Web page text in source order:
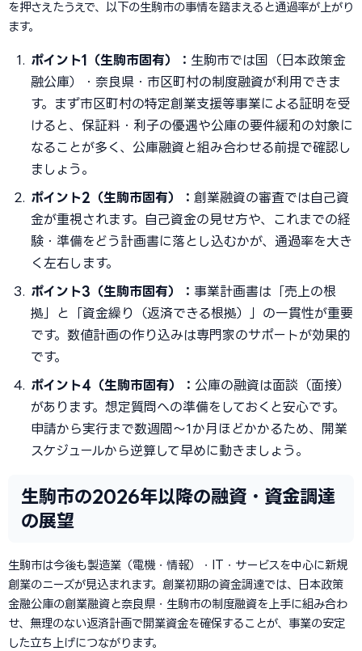
を押さえたうえで、以下の生駒市の事情を踏まえると通過率が上がり
ます。
ポイント1（生駒市固有）： 生駒市では国（日本政策金
融公庫）・奈良県・市区町村の制度融資が利用できま
す。まず市区町村の特定創業支援等事業による証明を受
けると、保証料・利子の優遇や公庫の要件緩和の対象に
なることが多く、公庫融資と組み合わせる前提で確認し
ましょう。
ポイント2（生駒市固有）： 創業融資の審査では自己資
金が重視されます。自己資金の見せ方や、これまでの経
験・準備をどう計画書に落とし込むかが、通過率を大き
く左右します。
ポイント3（生駒市固有）： 事業計画書は「売上の根
拠」と「資金繰り（返済できる根拠）」の一貫性が重要
です。数値計画の作り込みは専門家のサポートが効果的
です。
ポイント4（生駒市固有）： 公庫の融資は面談（面接）
があります。想定質問への準備をしておくと安心です。
申請から実行まで数週間〜1か月ほどかかるため、開業
スケジュールから逆算して早めに動きましょう。
生駒市の2026年以降の融資・資金調達
の展望
生駒市は今後も製造業（電機・情報）・IT・サービスを中心に新規
創業のニーズが見込まれます。創業初期の資金調達では、日本政策
金融公庫の創業融資と奈良県・生駒市の制度融資を上手に組み合わ
せ、無理のない返済計画で開業資金を確保することが、事業の安定
した立ち上げにつながります。